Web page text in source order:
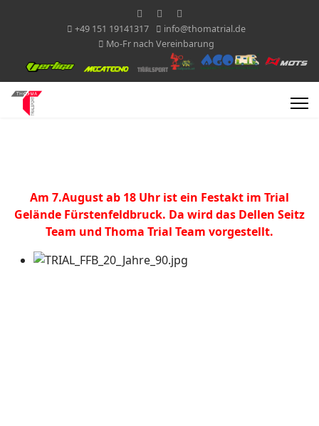
+49 151 19141317
info@thomatrial.de
Mo-Fr nach Vereinbarung
Am 7.August ab 18 Uhr ist ein Festakt im Trial
Gelände Fürstenfeldbruck. Da wird das Dellen Seitz
Team und Thoma Trial Team vorgestellt.